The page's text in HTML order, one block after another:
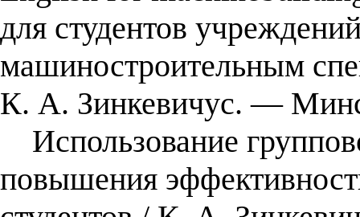
для студентов
машиностроительным
К. А. Зинкевичус. —
Использование
повышения